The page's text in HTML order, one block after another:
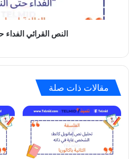
النص القرائي الفداء
مقالات ذات صلة